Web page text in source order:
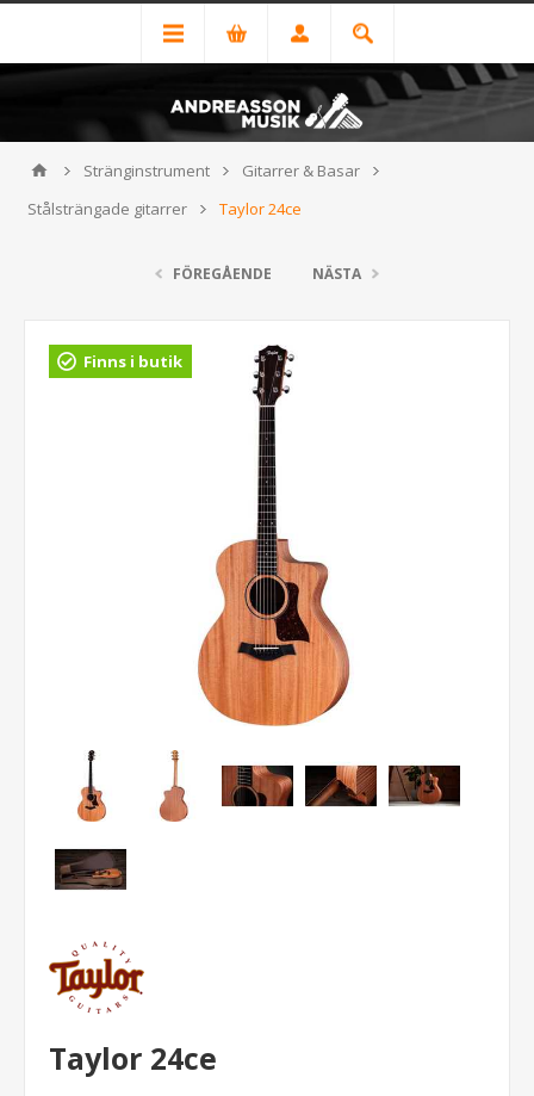
Stränginstrument
Gitarrer & Basar
Stålsträngade gitarrer
Taylor 24ce
FÖREGÅENDE NÄSTA
Finns i butik
Taylor 24ce